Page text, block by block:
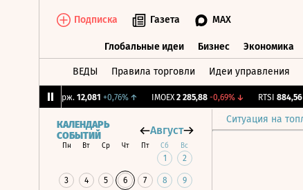
Подписка Газета MAX
Глобальные идеи Бизнес Экономика
ВЕДЫ Правила торговли Идеи управления
CNY Бирж. 12,081 +0,76%↑ IMOEX 2 285,88 -0,69%↓ RTSI 884,56 -
Ситуация на
КАЛЕНДАРЬ
СОБЫТИЙ
Август
Пн Вт Ср Чт Пт Сб Вс
1 2
3 4 5 6 7 8 9